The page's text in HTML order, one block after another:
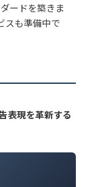
ードを築きま
スも準備中で
表現を革新する